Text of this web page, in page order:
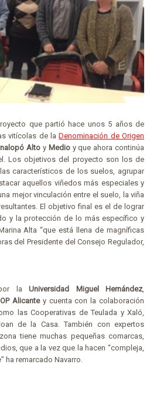
que partió hace unos 5 años de
vitícolas de laDenominación de Origen
Alto y Medioy que ahora continúa
Los objetivos del proyecto son los de
característicos de los suelos, agrupar
aquellos viñedos más especiales y
mejor vinculación entre el suelo, la viña
El objetivo final es el de lograr
y la protección de lo más específico y
Alta “que está llena de magníficas
del Presidente del Consejo Regulador,
la Universidad Miguel Hernández
Alicantey cuenta con la colaboración
las Cooperativas de Teulada y Xaló,
de la Casa. También con expertos
tiene muchas pequeñas comarcas,
que a la vez que la hacen “compleja,
ha remarcado Navarro.